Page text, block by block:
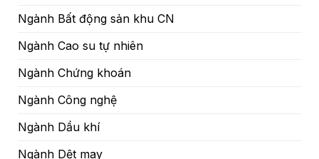
Ngành Bất động sản khu CN
Ngành Cao su tự nhiên
Ngành Chứng khoán
Ngành Công nghệ
Ngành Dầu khí
Ngành Dệt may